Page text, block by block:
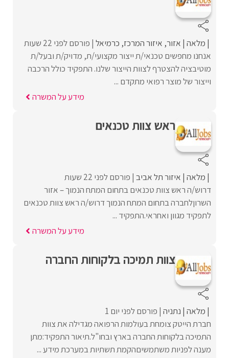
מלאה אזור איזור המרכז כרמיאל פורסם לפני 22 שעות
אנחנו מחפשים טכנאי/ת ייצור מקצועי/ת, מדויק/ת ובעל/ת
מוטיבציה להצטרף לצוות הייצור שלנו. התפקיד כולל הרכבה
וייצור של מוצר רפואי מתקדם ...
מידע על המשרה
ראש צוות טכנאים
מלאה איזור תל אביב פורסם לפני 22 שעות
דרוש/ה ראש צוות טכנאים בתחום המתח הנמוך – אזור
השרוןלחברה בתחום המתח הנמוך דרוש/ה ראש צוות טכנאים
לתפקיד מגוון ואחראי.התפקיד ...
מידע על המשרה
צוות תמיכה בלקוחות החברה
מלאה נתניה פורסם לפני יום 1
חברת הייטק צומחת בעולמות הרפואה מגדילה את צוות
התמיכה בלקוחות החברה בארץ ובחו"ל.תיאור התפקיד:מתן
מענה לפניות משתמשיםהקמת תשתיות במערכת מידע ...